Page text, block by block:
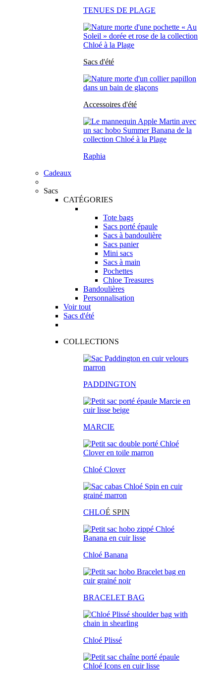
TENUES DE PLAGE
Sacs d'été
Accessoires d'été
Raphia
Cadeaux
Sacs
CATÉGORIES
Tote bags
Sacs porté épaule
Sacs à bandoulière
Sacs panier
Mini sacs
Sacs à main
Pochettes
Chloe Treasures
Bandoulières
Personnalisation
Voir tout
Sacs d'été
COLLECTIONS
PADDINGTON
MARCIE
Chloé Clover
CHLOÉ SPIN
Chloé Banana
BRACELET BAG
Chloé Plissé